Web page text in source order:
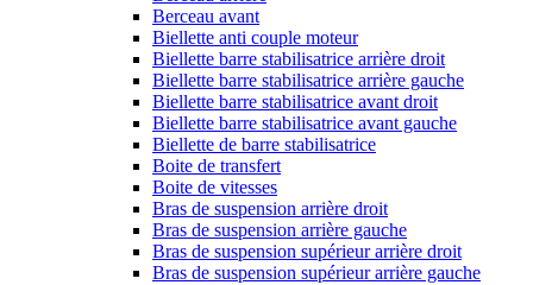
Berceau avant
Biellette anti couple moteur
Biellette barre stabilisatrice arrière droit
Biellette barre stabilisatrice arrière gauche
Biellette barre stabilisatrice avant droit
Biellette barre stabilisatrice avant gauche
Biellette de barre stabilisatrice
Boite de transfert
Boite de vitesses
Bras de suspension arrière droit
Bras de suspension arrière gauche
Bras de suspension supérieur arrière droit
Bras de suspension supérieur arrière gauche